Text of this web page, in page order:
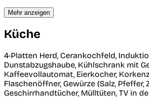
Mehr anzeigen
Küche
4-Platten Herd, Cerankochfeld,
Dunstabzugshaube, Kühlschrank mit
Kaffeevollautomat, Eierkocher,
Flaschenöffner, Gewürze (Salz, Pfeffer,
Geschirrhandtücher, Mülltüten, TV in